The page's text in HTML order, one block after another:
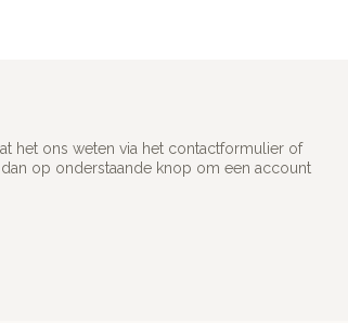
het ons weten via het contactformulier of
op onderstaande knop om een account